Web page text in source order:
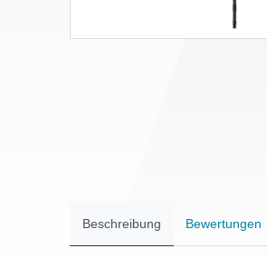
Beschreibung Bewertungen